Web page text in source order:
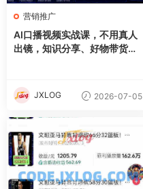
营销推广
AI口播视频实战课，不用真人
出镜，知识分享、好物带货剧
JXLOG 2026-07-05